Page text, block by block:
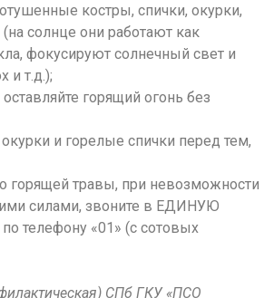
костры, спички, окурки,
солнце они работают как
фокусируют солнечный свет и
и т.д.);
горящий огонь без
и горелые спички перед тем,
горящей травы, при невозможности
силами, звоните в ЕДИНУЮ
телефону «01» (с сотовых
СПб ГКУ «ПСО